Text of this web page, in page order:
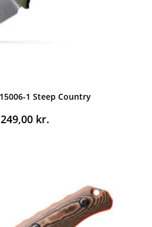
1 Steep Country
kr.